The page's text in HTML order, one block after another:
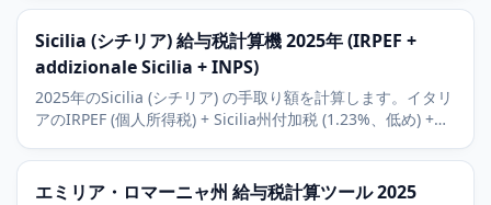
社会保険庁)。Venezia、Verona、Padovaの経済の文脈。
Sicilia (シチリア) 給与税計算機 2025年 (IRPEF +
addizionale Sicilia + INPS)
2025年のSicilia (シチリア) の手取り額を計算します。イタリ
アのIRPEF (個人所得税) + Sicilia州付加税 (1.23%、低め) +
エミリア・ロマーニャ州 給与税計算ツール 2025